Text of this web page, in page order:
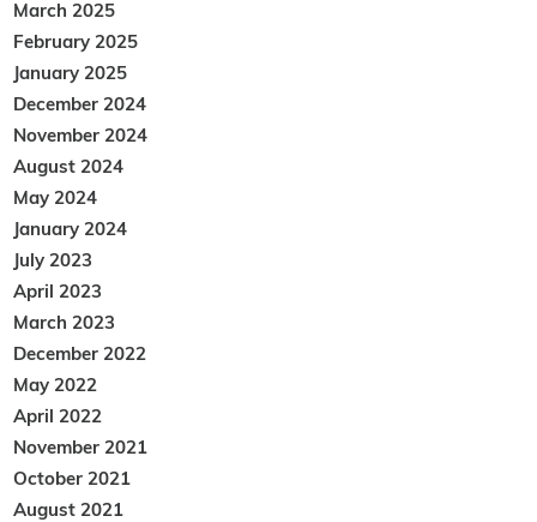
March 2025
February 2025
January 2025
December 2024
November 2024
August 2024
May 2024
January 2024
July 2023
April 2023
March 2023
December 2022
May 2022
April 2022
November 2021
October 2021
August 2021